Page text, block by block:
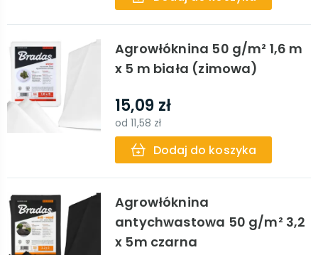
Agrowłóknina 50 g/m² 1,6 m
x 5 m biała (zimowa)
15,09 zł
od11,58 zł
Dodaj do koszyka
Agrowłóknina
antychwastowa 50 g/m² 3,2
x 5m czarna